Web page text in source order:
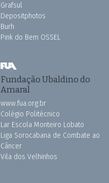
Grafsul
Depositphotos
Burh
Pink do Bem OSSEL
Fundação Ubaldino do
Amaral
www.fua.org.br
Colégio Politécnico
Lar Escola Monteiro Lobato
Liga Sorocabana de Combate ao
Câncer
Vila dos Velhinhos